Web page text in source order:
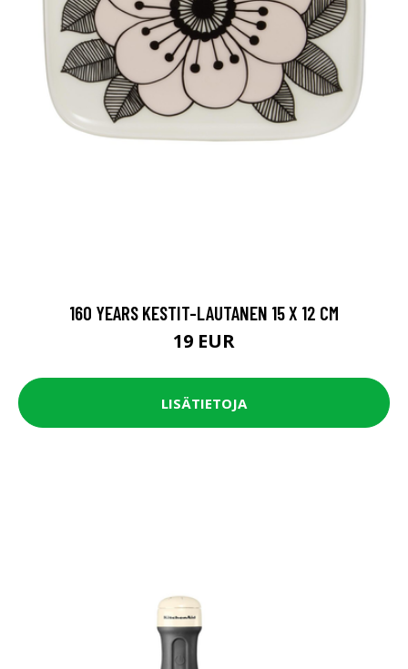
160 YEARS KESTIT-LAUTANEN 15 X 12 CM
19 EUR
LISÄTIETOJA